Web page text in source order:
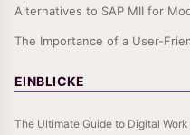
Alternatives to SAP MII for
The Importance of a User-
EINBLICKE
The Ultimate Guide to Digital